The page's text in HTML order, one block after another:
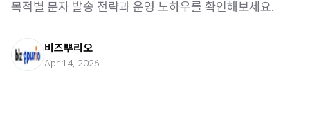
목적별 문자 발송 전략과 운영 노하우를 확인해보세요.
비즈뿌리오
Apr 14, 2026